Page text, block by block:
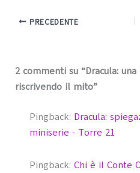
PRECEDENTE
2 commenti su “Dracula:
riscrivendo il mito”
Pingback: Dracula:
miniserie - Torre 21
Pingback: Chi è il Conte